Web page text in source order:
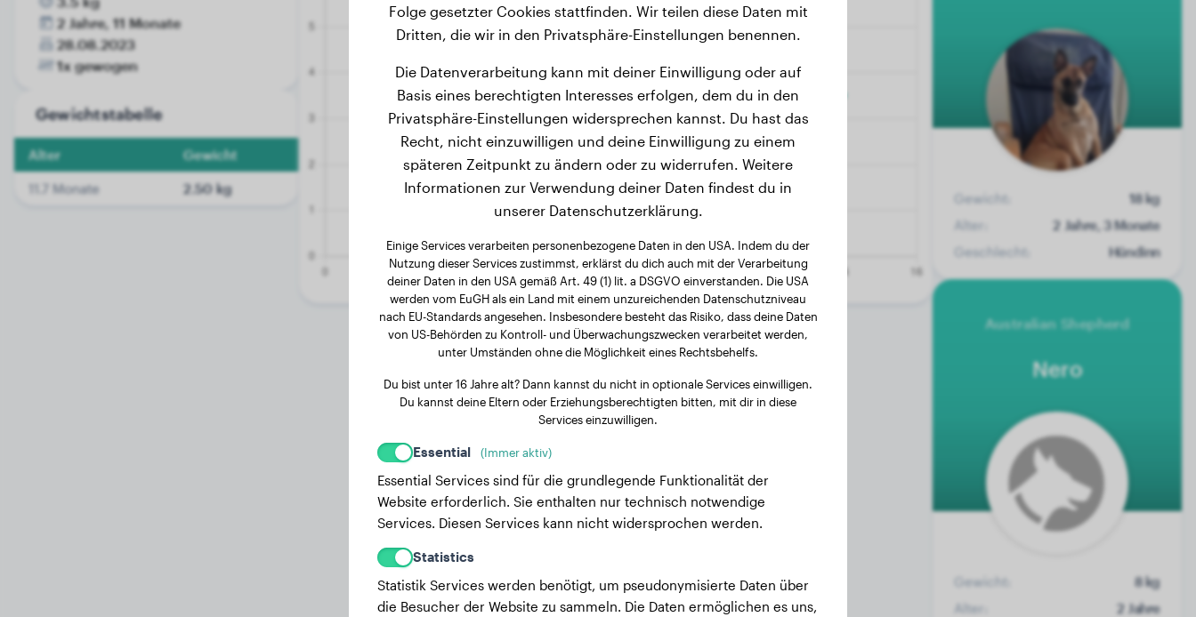
2 Jahre, 11 Monate
28.08.2023
1x gewogen
Gewichtstabelle
Alter Gewicht
11.7 Monate 2.50 kg
Gewicht:
18 kg
Alter:
2 Jahre, 3 Monate
Geschlecht:
Hündinn
Australian Shepherd
Nero
Gewicht:
8 kg
Alter:
2 Jahre
Folge gesetzter Cookies stattfinden. Wir teilen diese Daten mit
Dritten, die wir in den Privatsphäre-Einstellungen benennen.
Die Datenverarbeitung kann mit deiner Einwilligung oder auf
Basis eines berechtigten Interesses erfolgen, dem du in den
Privatsphäre-Einstellungen widersprechen kannst. Du hast das
Recht, nicht einzuwilligen und deine Einwilligung zu einem
späteren Zeitpunkt zu ändern oder zu widerrufen. Weitere
Informationen zur Verwendung deiner Daten findest du in
unserer Datenschutzerklärung.
Einige Services verarbeiten personenbezogene Daten in den USA. Indem du der
Nutzung dieser Services zustimmst, erklärst du dich auch mit der Verarbeitung
deiner Daten in den USA gemäß Art. 49 (1) lit. a DSGVO einverstanden. Die USA
werden vom EuGH als ein Land mit einem unzureichenden Datenschutzniveau
nach EU-Standards angesehen. Insbesondere besteht das Risiko, dass deine Daten
von US-Behörden zu Kontroll- und Überwachungszwecken verarbeitet werden,
unter Umständen ohne die Möglichkeit eines Rechtsbehelfs.
Du bist unter 16 Jahre alt? Dann kannst du nicht in optionale Services einwilligen.
Du kannst deine Eltern oder Erziehungsberechtigten bitten, mit dir in diese
Services einzuwilligen.
Essential (Immer aktiv)
Essential Services sind für die grundlegende Funktionalität der
Website erforderlich. Sie enthalten nur technisch notwendige
Services. Diesen Services kann nicht widersprochen werden.
Statistics
Statistik Services werden benötigt, um pseudonymisierte Daten über
die Besucher der Website zu sammeln. Die Daten ermöglichen es uns,